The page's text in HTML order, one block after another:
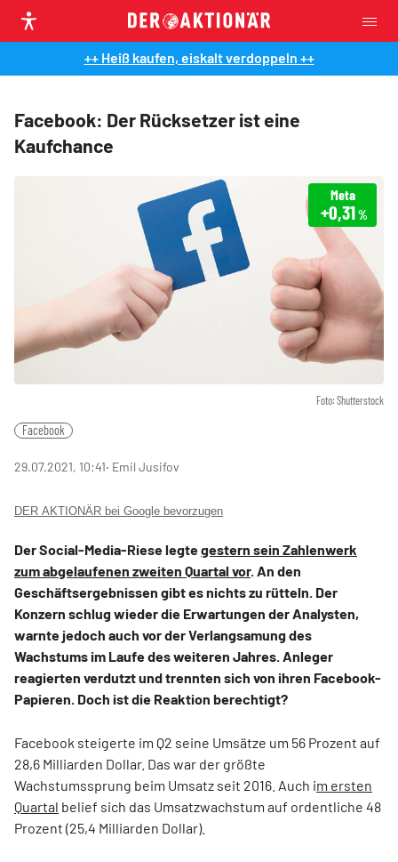
++ Heiß kaufen, eiskalt verdoppeln ++
Facebook: Der Rücksetzer ist eine
Kaufchance
Foto: Shutterstock
Meta
+0,31%
Facebook
29.07.2021, 10:41‧ Emil Jusifov
DER AKTIONÄR bei Google bevorzugen
Der Social-Media-Riese legtegestern sein Zahlenwerk
zum abgelaufenen zweiten Quartal vor. An den
Geschäftsergebnissen gibt es nichts zu rütteln. Der
Konzern schlug wieder die Erwartungen der Analysten,
warnte jedoch auch vor der Verlangsamung des
Wachstums im Laufe des weiteren Jahres. Anleger
reagierten verdutzt und trennten sich von ihren Facebook-
Papieren. Doch ist die Reaktion berechtigt?
Facebook steigerte im Q2 seine Umsätze um 56 Prozent auf
28,6 Milliarden Dollar. Das war der größte
Wachstumssprung beim Umsatz seit 2016. Auch im ersten
Quartal belief sich das Umsatzwachstum auf ordentliche 48
Prozent (25,4 Milliarden Dollar).